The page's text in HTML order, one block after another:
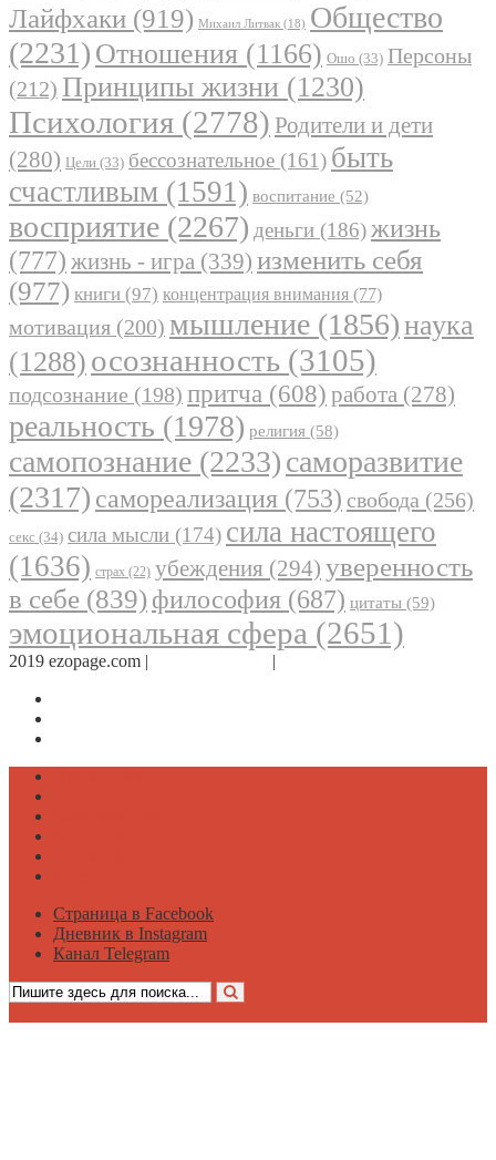
Лайфхаки (919) Михаил Литвак (18) Общество
(2231) Отношения (1166) Ошо (33) Персоны
(212) Принципы жизни (1230)
Психология (2778) Родители и дети
(280) Цели (33) бессознательное (161) быть
счастливым (1591) воспитание (52)
восприятие (2267) деньги (186)жизнь
(777) жизнь - игра (339) изменить себя
(977) книги (97) концентрация внимания (77)
мотивация (200) мышление (1856)наука
(1288) осознанность (3105)
подсознание (198) притча (608) работа (278)
реальность (1978) религия (58)
самопознание (2233)саморазвитие
(2317) самореализация (753) свобода (256)
секс (34) сила мысли (174) сила настоящего
(1636) страх (22) убеждения (294) уверенность
в себе (839) философия (687) цитаты (59)
эмоциональная сфера (2651)
2019 ezopage.com | |
Страница в Facebook
Дневник в Instagram
Канал Telegram